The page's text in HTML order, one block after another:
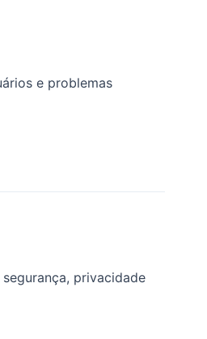
e problemas
privacidade